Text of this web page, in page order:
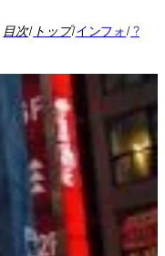
目次/ トップ/インフォ/?